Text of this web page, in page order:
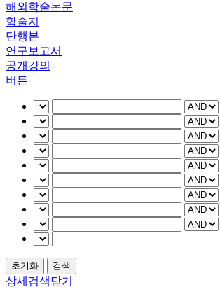
해외학술논문
학술지
단행본
연구보고서
공개강의
버튼
상세검색닫기